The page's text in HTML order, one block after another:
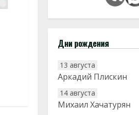
Дни рождения
13 августа
Аркадий Плискин
14 августа
Михаил Хачатурян